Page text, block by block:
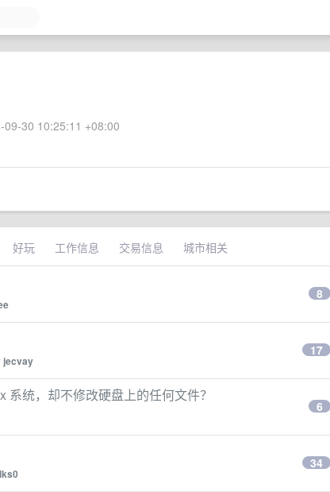
30 10:25:11 +08:00
好玩 工作信息 交易信息 城市相关
8
jecvay
17
统，却不修改硬盘上的任何文件？
6
34